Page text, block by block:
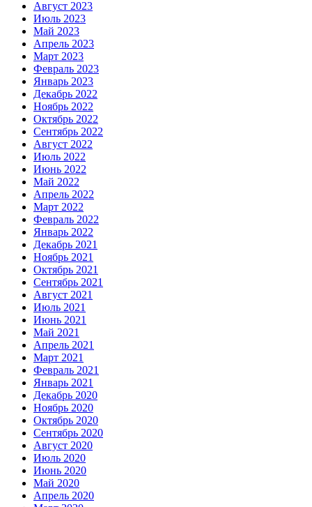
Август 2023
Июль 2023
Май 2023
Апрель 2023
Март 2023
Февраль 2023
Январь 2023
Декабрь 2022
Ноябрь 2022
Октябрь 2022
Сентябрь 2022
Август 2022
Июль 2022
Июнь 2022
Май 2022
Апрель 2022
Март 2022
Февраль 2022
Январь 2022
Декабрь 2021
Ноябрь 2021
Октябрь 2021
Сентябрь 2021
Август 2021
Июль 2021
Июнь 2021
Май 2021
Апрель 2021
Март 2021
Февраль 2021
Январь 2021
Декабрь 2020
Ноябрь 2020
Октябрь 2020
Сентябрь 2020
Август 2020
Июль 2020
Июнь 2020
Май 2020
Апрель 2020